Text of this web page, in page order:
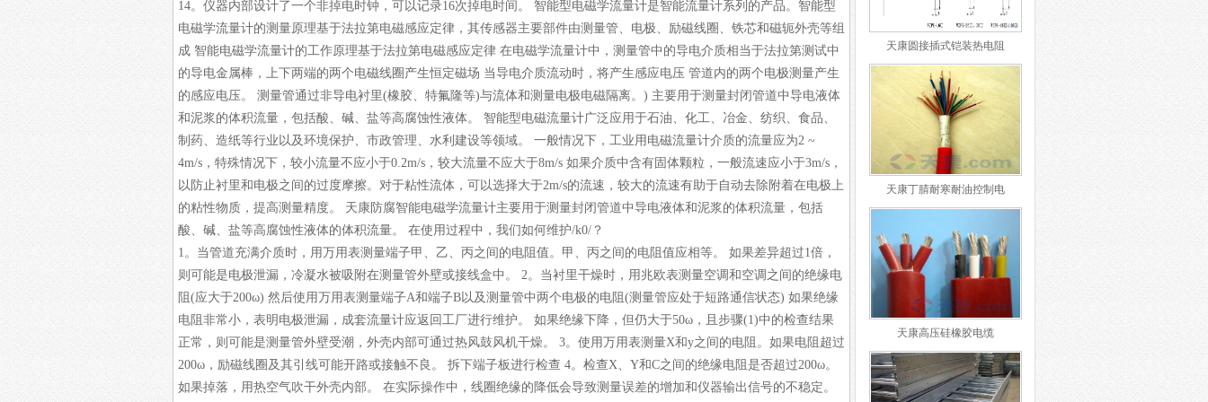
14。仪器内部设计了一个非掉电时钟，可以记录16次掉电时间。 智能型电磁学流量计是智能流量计系列的产品。智能型
电磁学流量计的测量原理基于法拉第电磁感应定律，其传感器主要部件由测量管、电极、励磁线圈、铁芯和磁轭外壳等组
成 智能电磁学流量计的工作原理基于法拉第电磁感应定律 在电磁学流量计中，测量管中的导电介质相当于法拉第测试中
的导电金属棒，上下两端的两个电磁线圈产生恒定磁场 当导电介质流动时，将产生感应电压 管道内的两个电极测量产生
的感应电压。 测量管通过非导电衬里(橡胶、特氟隆等)与流体和测量电极电磁隔离。) 主要用于测量封闭管道中导电液体
和泥浆的体积流量，包括酸、碱、盐等高腐蚀性液体。 智能型电磁流量计广泛应用于石油、化工、冶金、纺织、食品、
制药、造纸等行业以及环境保护、市政管理、水利建设等领域。 一般情况下，工业用电磁流量计介质的流量应为2 ~
4m/s，特殊情况下，较小流量不应小于0.2m/s，较大流量不应大于8m/s 如果介质中含有固体颗粒，一般流速应小于3m/s，
以防止衬里和电极之间的过度摩擦。对于粘性流体，可以选择大于2m/s的流速，较大的流速有助于自动去除附着在电极上
的粘性物质，提高测量精度。 天康防腐智能电磁学流量计主要用于测量封闭管道中导电液体和泥浆的体积流量，包括
酸、碱、盐等高腐蚀性液体的体积流量。 在使用过程中，我们如何维护/k0/？
1。当管道充满介质时，用万用表测量端子甲、乙、丙之间的电阻值。甲、丙之间的电阻值应相等。 如果差异超过1倍，
则可能是电极泄漏，冷凝水被吸附在测量管外壁或接线盒中。 2。当衬里干燥时，用兆欧表测量空调和空调之间的绝缘电
阻(应大于200ω) 然后使用万用表测量端子A和端子B以及测量管中两个电极的电阻(测量管应处于短路通信状态) 如果绝缘
电阻非常小，表明电极泄漏，成套流量计应返回工厂进行维护。 如果绝缘下降，但仍大于50ω，且步骤(1)中的检查结果
正常，则可能是测量管外壁受潮，外壳内部可通过热风鼓风机干燥。 3。使用万用表测量X和y之间的电阻。如果电阻超过
200ω，励磁线圈及其引线可能开路或接触不良。 拆下端子板进行检查 4。检查X、Y和C之间的绝缘电阻是否超过200ω。
如果掉落，用热空气吹干外壳内部。 在实际操作中，线圈绝缘的降低会导致测量误差的增加和仪器输出信号的不稳定。
天康圆接插式铠装热电阻
天康丁腈耐寒耐油控制电
天康高压硅橡胶电缆